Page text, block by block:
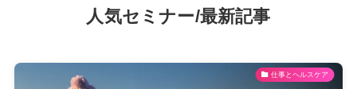
人気セミナー/最新記事
仕事とヘルスケア